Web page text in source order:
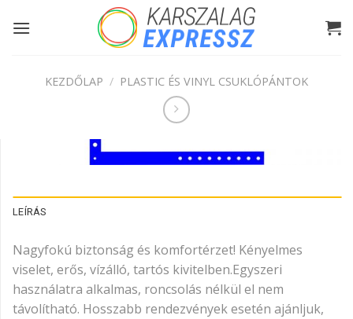
KEZDŐLAP / PLASTIC ÉS VINYL CSUKLÓPÁNTOK
LEÍRÁS
Nagyfokú biztonság és komfortérzet! Kényelmes
viselet, erős, vízálló, tartós kivitelben.Egyszeri
használatra alkalmas, roncsolás nélkül el nem
távolítható. Hosszabb rendezvények esetén ajánljuk,